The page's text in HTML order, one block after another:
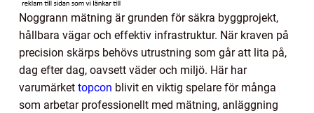
Noggrann mätning är grunden för säkra byggprojekt,
hållbara vägar och effektiv infrastruktur. När kraven på
precision skärps behövs utrustning som går att lita på,
dag efter dag, oavsett väder och miljö. Här har
varumärket topcon blivit en viktig spelare för många
som arbetar professionellt med mätning, anläggning